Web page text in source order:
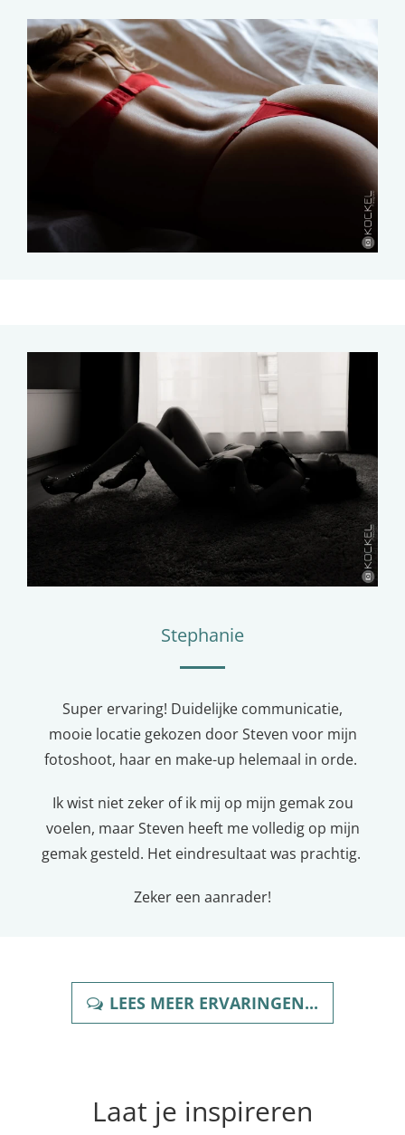
Stephanie
Super ervaring! Duidelijke communicatie,
mooie locatie gekozen door Steven voor mijn
fotoshoot, haar en make-up helemaal in orde.
Ik wist niet zeker of ik mij op mijn gemak zou
voelen, maar Steven heeft me volledig op mijn
gemak gesteld. Het eindresultaat was prachtig.
Zeker een aanrader!
LEES MEER ERVARINGEN...
Laat je inspireren